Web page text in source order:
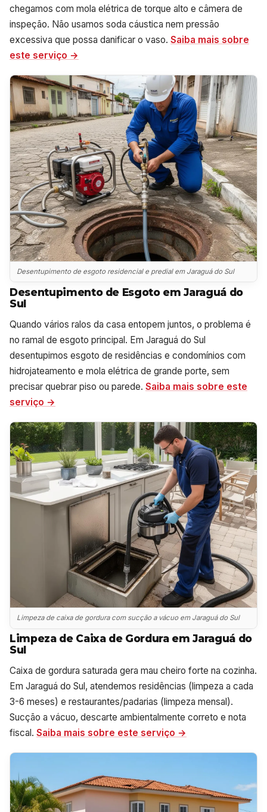
chegamos com mola elétrica de torque alto e câmera de
inspeção. Não usamos soda cáustica nem pressão
excessiva que possa danificar o vaso. Saiba mais sobre
este serviço →
Desentupimento de esgoto residencial e predial em Jaraguá do Sul
Desentupimento de Esgoto em Jaraguá do
Sul
Quando vários ralos da casa entopem juntos, o problema é
no ramal de esgoto principal. Em Jaraguá do Sul
desentupimos esgoto de residências e condomínios com
hidrojateamento e mola elétrica de grande porte, sem
precisar quebrar piso ou parede. Saiba mais sobre este
serviço →
Limpeza de caixa de gordura com sucção a vácuo em Jaraguá do Sul
Limpeza de Caixa de Gordura em Jaraguá do
Sul
Caixa de gordura saturada gera mau cheiro forte na cozinha.
Em Jaraguá do Sul, atendemos residências (limpeza a cada
3-6 meses) e restaurantes/padarias (limpeza mensal).
Sucção a vácuo, descarte ambientalmente correto e nota
fiscal. Saiba mais sobre este serviço →